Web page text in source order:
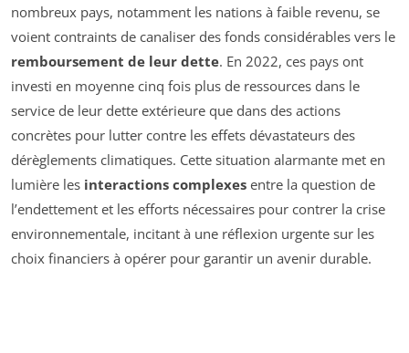
nombreux pays, notamment les nations à faible revenu, se
voient contraints de canaliser des fonds considérables vers le
remboursement de leur dette. En 2022, ces pays ont
investi en moyenne cinq fois plus de ressources dans le
service de leur dette extérieure que dans des actions
concrètes pour lutter contre les effets dévastateurs des
dérèglements climatiques. Cette situation alarmante met en
lumière les interactions complexes entre la question de
l’endettement et les efforts nécessaires pour contrer la crise
environnementale, incitant à une réflexion urgente sur les
choix financiers à opérer pour garantir un avenir durable.